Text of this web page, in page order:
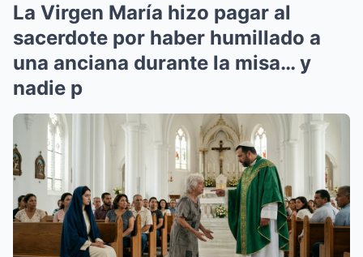
La Virgen María hizo pagar al
sacerdote por haber humillado a
una anciana durante la misa… y
nadie p